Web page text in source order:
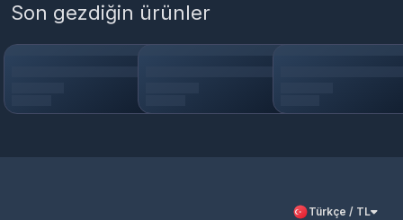
Son gezdiğin ürünler
Türkçe / TL